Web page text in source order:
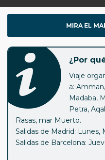
MIRA EL
¿Por
Viaje
a:
Madaba,
Petra,
Rasas, mar Muerto.
Salidas de Madrid: Lunes,
Salidas de Barcelona: